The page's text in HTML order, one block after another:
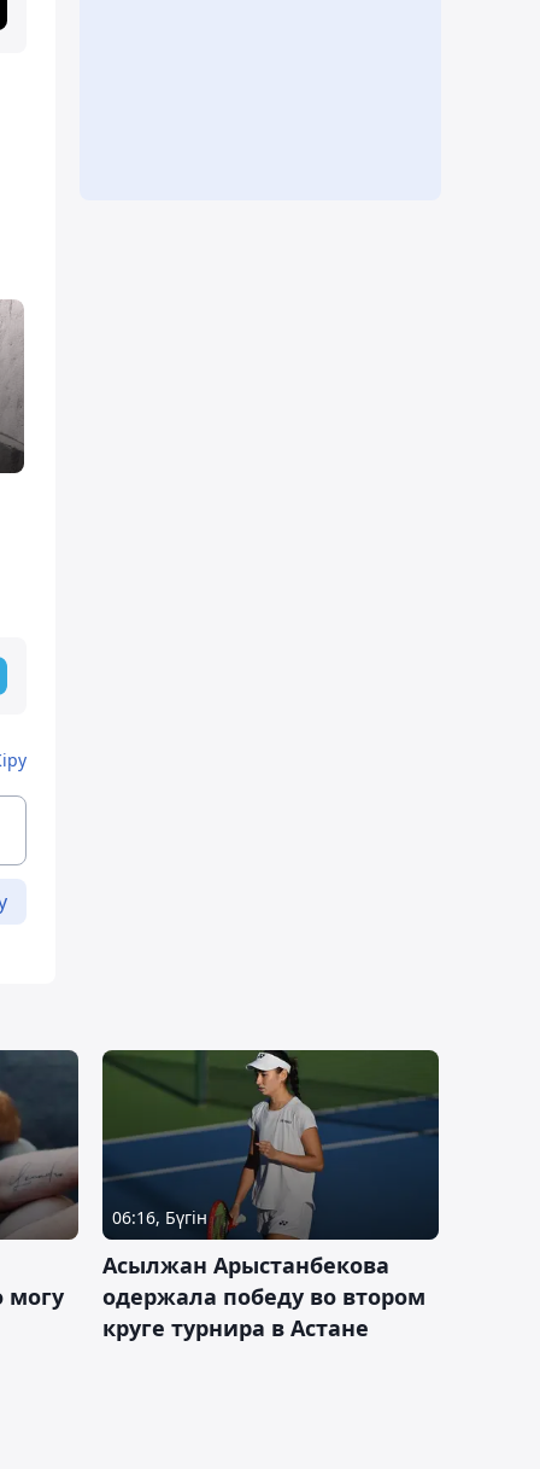
могу
06:16, Бүгін
Асылжан Арыстанбекова
одержала победу во втором
круге турнира в Астане